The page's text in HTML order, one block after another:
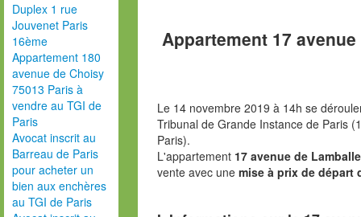
Duplex 1 rue
Jouvenet Paris
16ème
Appartement 180
avenue de Choisy
75013 Paris à
vendre au TGI de
Paris
Avocat inscrit au
Barreau de Paris
pour acheter un
bien aux enchères
au TGI de Paris
Appartement 17
Le 14 novembre 2019 à 14h se
Tribunal de Grande Instance de Paris
Paris).
L'appartement 17 avenue de
vente avec une mise à prix de départ